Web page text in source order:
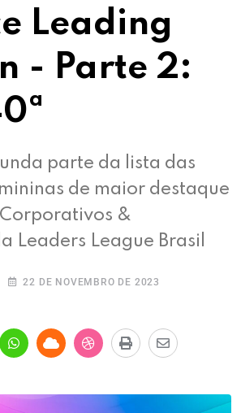
Leading
- Parte 2:
parte da lista das
de maior destaque
&
Leaders League Brasil
22 DE NOVEMBRO DE 2023